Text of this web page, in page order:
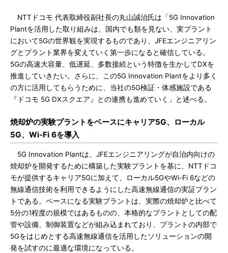
NTTドコモ 代表取締役副社長の丸山誠治氏は「5G Innovation
Plantを活用した取り組みは、国内でも類を見ない、実プラント
において5Gの世界観を実現するものであり、JFEエンジニアリン
グとプラント業界を変えていく第一歩になると確信している。
5Gの高速大容量、低遅延、多数接続という特徴を生かしてDXを
推進していきたい。さらに、この5G Innovation Plantをより多く
の方に活用してもらうために、当社の5G検証・体感施設である
『ドコモ 5G DXスクエア』との連携も進めていく」と述べる。
焼却炉の実験プラントをベースにキャリア5G、ローカル
5G、Wi-Fi 6を導入
5G Innovation Plantは、JFEエンジニアリングが自治内向けの
焼却炉を開発するために構築した実験プラントを基に、NTTドコ
モが提供するキャリア5Gに加えて、ローカル5GやWi-Fi 6などの
無線通信技術を利用できるようにした高速無線通信の実証プラン
トである。ベースになる実験プラントは、実際の焼却炉と比べて
5分の1程度の規模ではあるものの、本格的なプラントとしての配
管や設備、制御装置などが組み込まれており、プラントの内部で
5Gをはじめとする高速無線通信を活用したソリューションの開
発を試すのに最適な環境になっている。